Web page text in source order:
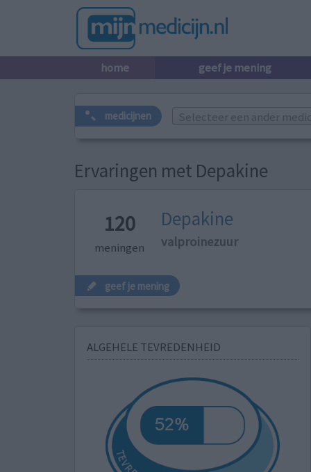
home geef je mening
medicijnen Selecteer een ander
Ervaringen met Depakine
120
meningen
Depakine
valproinezuur
geef je mening
ALGEHELE TEVREDENHEID